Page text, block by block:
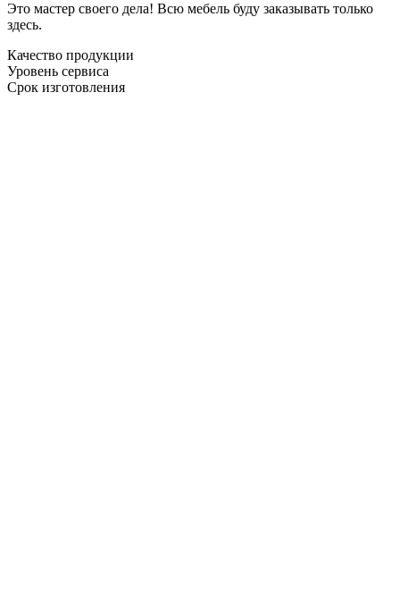
Это мастер своего дела! Всю мебель буду заказывать только
здесь.
Качество продукции
Уровень сервиса
Срок изготовления